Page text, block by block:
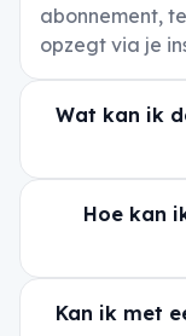
abonnement,
opzegt via je
Wat kan ik
Hoe kan
Kan ik met